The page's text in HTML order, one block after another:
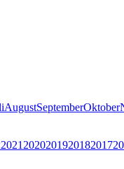
AugustSeptemberOktober
2021 2020201920182017